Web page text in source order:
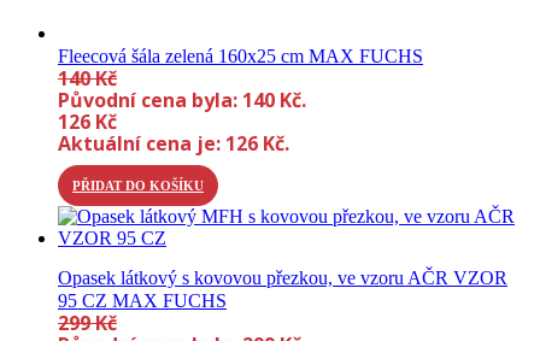
Fleecová šála zelená 160x25 cm MAX FUCHS
140Kč
Původní cena byla: 140 Kč.
126 Kč
Aktuální cena je: 126 Kč.
PŘIDAT DO KOŠÍKU
Opasek látkový s kovovou přezkou, ve vzoru AČR VZOR
95 CZ MAX FUCHS
299Kč